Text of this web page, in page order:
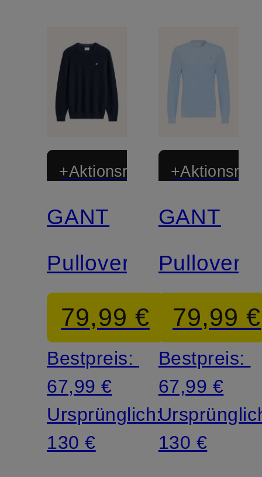
+Aktionsrabatt
GANT
Pullover
79,99 €
Bestpreis:
67,99 €
Ursprünglich:
130 €
GANT
Pullover
79,99 €
Bestpreis:
67,99 €
130 €